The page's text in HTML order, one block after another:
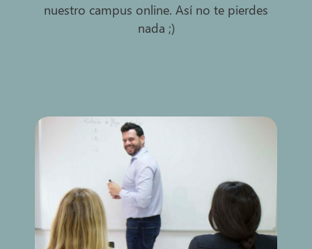
nuestro campus online. Así no te pierdes
nada ;)